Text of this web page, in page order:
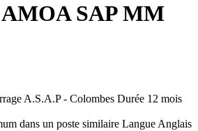
SAP MM
A.S.A.P - Colombes Durée 12 mois
dans un poste similaire Langue Anglais